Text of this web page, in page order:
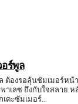
อร์พูล
ต้องรอลุ้นซัมเมอร์หน้
าเลซ ถึงกับใจสลาย
ะซัมเมอร์...